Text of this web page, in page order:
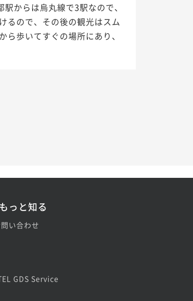
からは烏丸線で3駅なので、
るので、その後の観光はスム
歩いてすぐの場所にあり、
っと知る
い合わせ
GDS Service